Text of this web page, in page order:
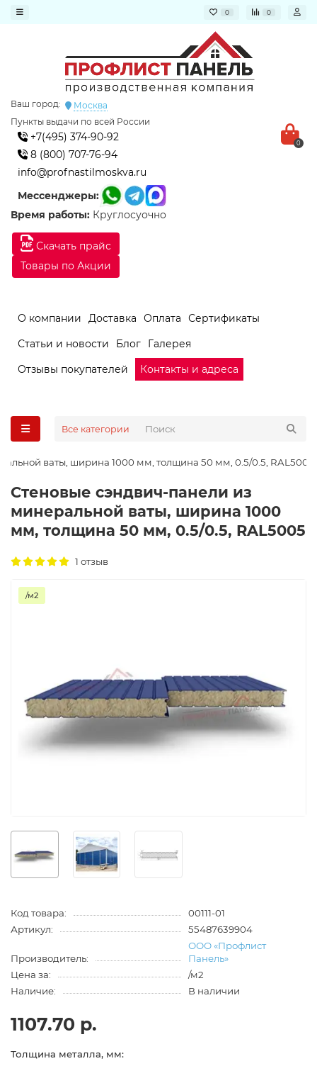
0 0
Скачать прайс
Товары по Акции
Ваш город:
Москва
Пункты выдачи по всей России
+7(495) 374-90-92
8 (800) 707-76-94
info@profnastilmoskva.ru
Мессенджеры:
Время работы: Круглосуочно
0
О компании Доставка Оплата
Сертификаты
Статьи и новости
Блог
Галерея
Отзывы покупателей
Контакты и адреса
Все категории
ваты, ширина 1000 мм, толщина 50 мм, 0.5/0.5, RAL5005
Стеновые сэндвич-панели из
минеральной ваты, ширина 1000
мм, толщина 50 мм, 0.5/0.5, RAL5005
1 отзыв
/м2
Код товара:
00111-01
Артикул:
55487639904
Производитель:
ООО «Профлист
Панель»
Цена за:
/м2
Наличие:
В наличии
1107.70 р.
Толщина металла, мм: